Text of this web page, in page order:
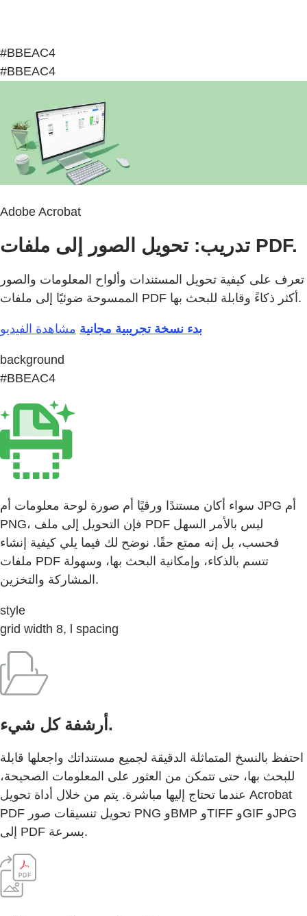
#BBEAC4
#BBEAC4
Adobe Acrobat
تدريب: تحويل الصور إلى ملفات PDF.
تعرف على كيفية تحويل المستندات وألواح المعلومات والصور
الممسوحة ضوئيًا إلى ملفات PDF أكثر ذكاءً وقابلة للبحث بها.
بدء نسخة تجريبية مجانية مشاهدة الفيديو
background
#BBEAC4
سواء أكان مستندًا ورقيًا أم صورة لوحة معلومات أم JPG أم
PNG، فإن التحويل إلى ملف PDF ليس بالأمر السهل
فحسب، بل إنه ممتع حقًا. نوضح لك فيما يلي كيفية إنشاء
ملفات PDF تتسم بالذكاء، وإمكانية البحث بها، وسهولة
المشاركة والتخزين.
style
grid width 8, l spacing
أرشفة كل شيء.
احتفظ بالنسخ المتماثلة الدقيقة لجميع مستنداتك واجعلها قابلة
للبحث بها، حتى تتمكن من العثور على المعلومات الصحيحة،
عندما تحتاج إليها مباشرة. يتم من خلال أداة تحويل Acrobat
PDF تحويل تنسيقات صور PNG وBMP وTIFF وGIF وJPG
إلى PDF بسرعة.